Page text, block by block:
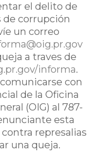
el delito de
de corrupción
un correo
a traves de
informa.
con
de la Oficina
(OIG) al 787-
esta
represalias
una queja.